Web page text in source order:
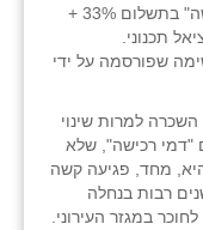
לפי החלטה 1553 במסלול "דמי רכישה" בתשלום 33% +
תכנוני.
שפורסמה על ידי
למרות שינוי
"דמי רכישה", שלא
מחד, פגיעה קשה
רבות בנחלה
במגזר העירוני.